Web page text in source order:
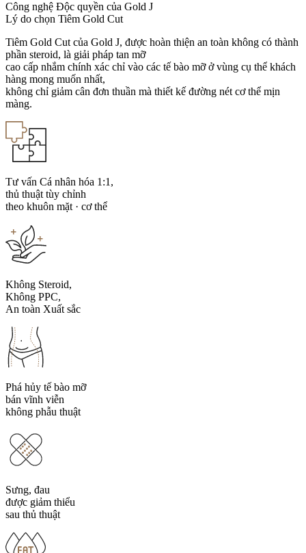
Công nghệ Độc quyền của Gold J
Lý do chọn Tiêm Gold Cut
Tiêm Gold Cut của Gold J, được hoàn thiện an toàn không có thành
phần steroid, là giải pháp tan mỡ
cao cấp nhắm chính xác chỉ vào các tế bào mỡ ở vùng cụ thể khách
hàng mong muốn nhất,
không chỉ giảm cân đơn thuần mà thiết kế đường nét cơ thể mịn
màng.
Tư vấn Cá nhân hóa 1:1,
thủ thuật tùy chỉnh
theo khuôn mặt · cơ thể
Không Steroid,
Không PPC,
An toàn Xuất sắc
Phá hủy tế bào mỡ
bán vĩnh viễn
không phẫu thuật
Sưng, đau
được giảm thiểu
sau thủ thuật